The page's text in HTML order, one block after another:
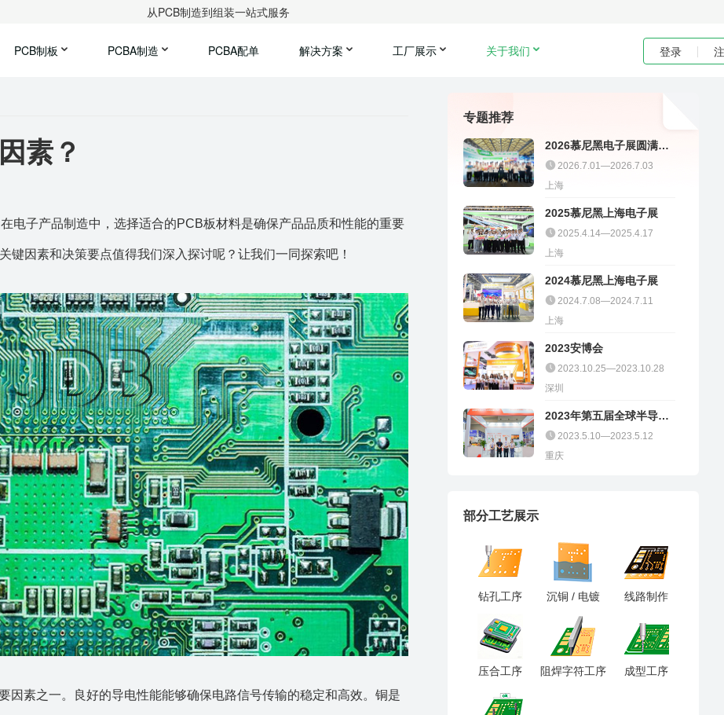
从PCB制造到组装一站式服务
PCB制板 PCBA制造 PCBA配单 解决方案 工厂展示 关于我们 登录
素？
电子产品制造中，选择适合的PCB板材料是确保产品品质和性能的重要
键因素和决策要点值得我们深入探讨呢？让我们一同探索吧！
因素之一。良好的导电性能能够确保电路信号传输的稳定和高效。铜是
专题推荐
2026慕尼黑电子展圆满收
官｜聚多邦精彩不停
2026.7.01—2026.7.03
上海
2025慕尼黑上海电子展
2025.4.14—2025.4.17
上海
2024慕尼黑上海电子展
2024.7.08—2024.7.11
上海
2023安博会
2023.10.25—2023.10.28
深圳
2023年第五届全球半导体
产业（重庆）博览会
2023.5.10—2023.5.12
重庆
部分工艺展示
钻孔工序 沉铜 / 电镀 线路制作
压合工序 阻焊字符工序 成型工序